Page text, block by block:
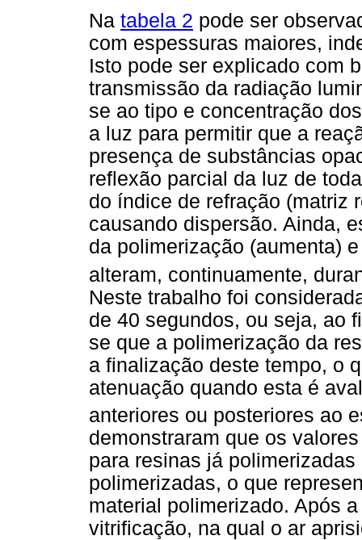
Na tabela 2 pode ser
com espessuras maiores,
Isto pode ser explicado com
transmissão da radiação
se ao tipo e concentração
a luz para permitir que a
presença de substâncias
reflexão parcial da luz de
do índice de refração (matriz
causando dispersão. Ainda,
da polimerização (aumenta)
alteram, continuamente,
Neste trabalho foi
de 40 segundos, ou seja, ao
se que a polimerização da
a finalização deste tempo, o
atenuação quando esta é
anteriores ou posteriores ao
demonstraram que os
para resinas já
polimerizadas, o que
material polimerizado. Após
vitrificação, na qual o ar